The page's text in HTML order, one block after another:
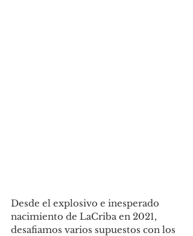
Desde el explosivo e inesperado
nacimiento de LaCriba en 2021,
desafiamos varios supuestos con los